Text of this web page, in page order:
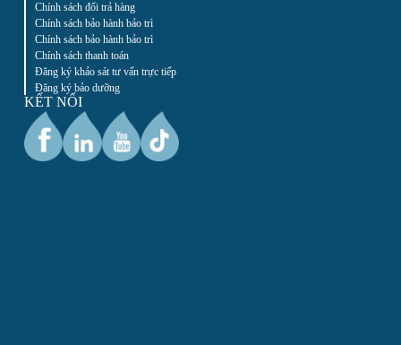
Chính sách đổi trả hàng
Chính sách bảo hành bảo trì
Chính sách bảo hành bảo trì
Chính sách thanh toán
Đăng ký khảo sát tư vấn trực tiếp
Đăng ký bảo dưỡng
KẾT NỐI